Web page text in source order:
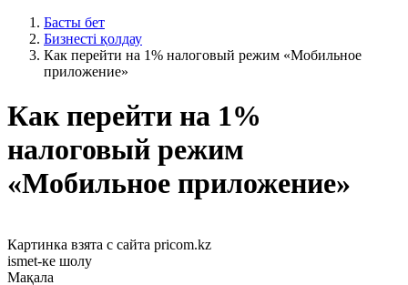
Басты бет
Бизнесті қолдау
Как перейти на 1% налоговый режим «Мобильное
приложение»
Как перейти на 1%
налоговый режим
«Мобильное приложение»
Картинка взята с сайта pricom.kz
ismet-ке шолу
Мақала